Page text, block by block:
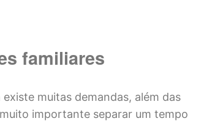
familiares
muitas demandas, além das
importante separar um tempo